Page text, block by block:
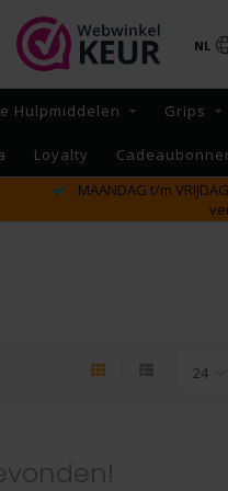
NL
Hulpmiddelen Grips
Loyalty
MAANDAG t/m